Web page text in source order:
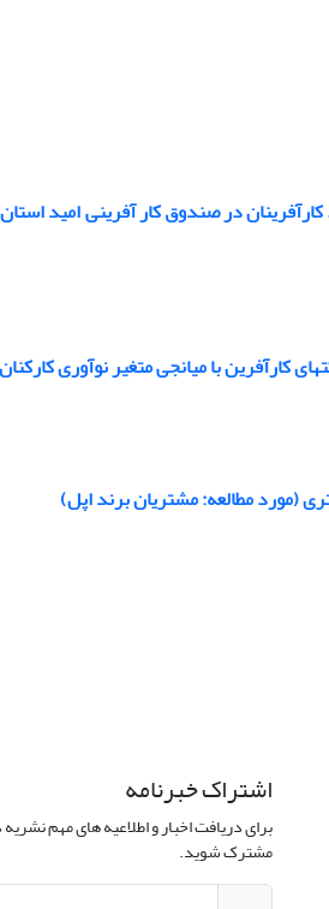
در صندوق کار آفرینی امید
کارآفرین با میانجی متغیر نوآوری کارکنان
(مورد مطالعه: مشتریان برند اپل)
اشتراک خبرنامه
برای دریافت اخبار و اطلاعیه های مهم
مشترک شوید.